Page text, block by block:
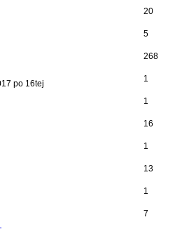
20
5
268
po 16tej
1
1
16
1
13
1
7